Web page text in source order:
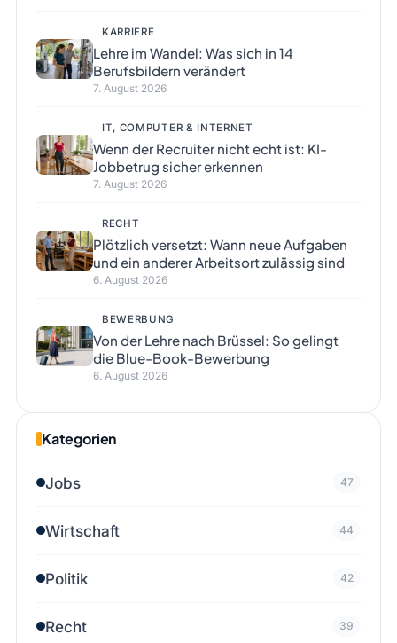
KARRIERE
Lehre im Wandel: Was sich in 14
Berufsbildern verändert
7. August 2026
IT, COMPUTER & INTERNET
Wenn der Recruiter nicht echt ist: KI-
Jobbetrug sicher erkennen
7. August 2026
RECHT
Plötzlich versetzt: Wann neue Aufgaben
und ein anderer Arbeitsort zulässig sind
6. August 2026
BEWERBUNG
Von der Lehre nach Brüssel: So gelingt
die Blue-Book-Bewerbung
6. August 2026
Kategorien
Jobs 47
Wirtschaft 44
Politik 42
Recht 39